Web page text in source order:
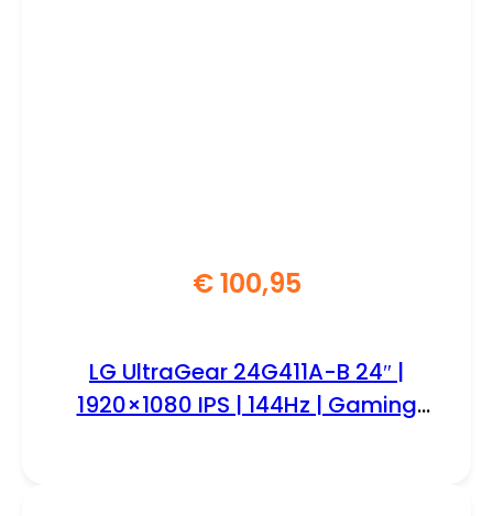
€100,95
LG UltraGear 24G411A-B 24″ |
1920×1080 IPS | 144Hz | Gaming